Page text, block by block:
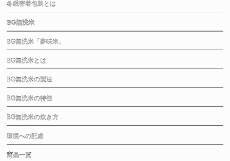
冬眠密着包装とは
BG無洗米
BG無洗米「夢味米」
BG無洗米とは
BG無洗米の製法
BG無洗米の特徴
BG無洗米の炊き方
環境への配慮
商品一覧